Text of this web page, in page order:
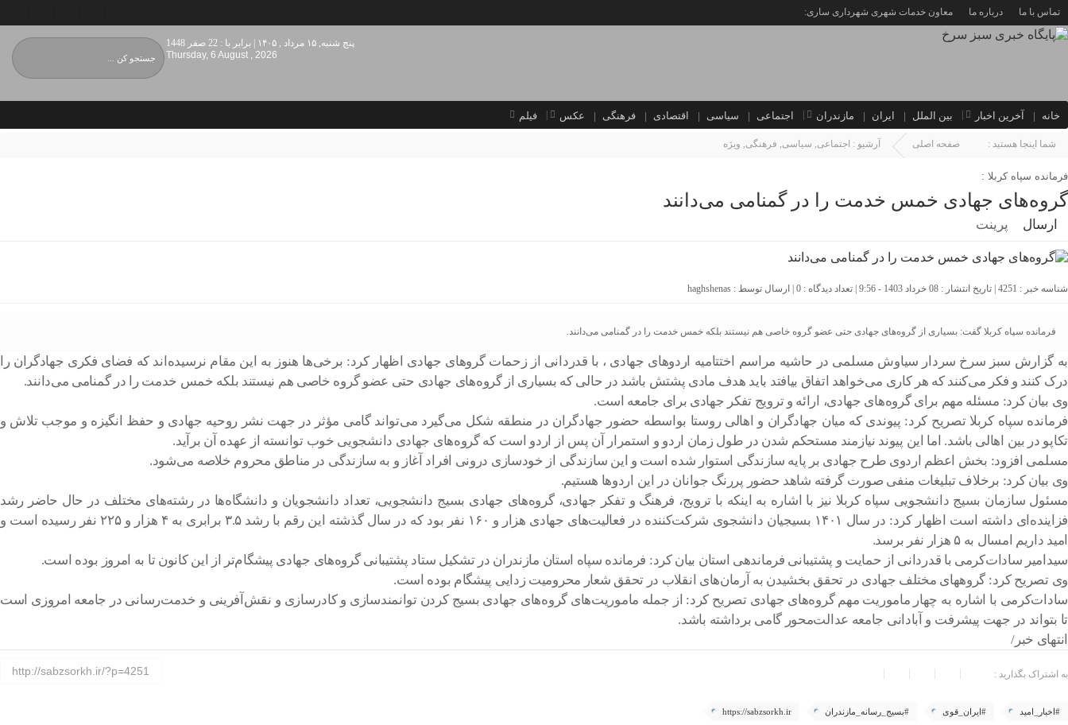
تماس با ما درباره ما معاون خدمات شهری شهرداری ساری:
پنج شنبه, ۱۵ مرداد , ۱۴۰۵ | برابر با : 22 صفر 1448
Thursday, 6 August , 2026
خانه آخرین اخبار بین الملل ایران مازندران اجتماعی سیاسی اقتصادی فرهنگی عکس فیلم
شما اینجا هستید : صفحه اصلی آرشیو : اجتماعی, سیاسی, فرهنگی, ویژه
فرمانده سپاه کربلا :
گروه‌های جهادی خمس خدمت را در گمنامی می‌دانند
ارسال پرینت
شناسه خبر : 4251 | تاریخ انتشار : 08 خرداد 1403 - 9:56 | تعداد دیدگاه : 0 | ارسال توسط : haghshenas
فرمانده سپاه کربلا گفت: بسیاری از گروه‌های جهادی حتی عضو گروه خاصی هم نیستند بلکه خمس خدمت را در گمنامی می‌دانند.
به گزارش سبز سرخ سردار سیاوش مسلمی در حاشیه مراسم اختتامیه اردوهای جهادی ، با قدردانی از زحمات گروهای جهادی اظهار کرد: برخی‌ها هنوز به این مقام نرسیده‌اند که فضای فکری جهادگران را
درک کنند و فکر می‌کنند که هر کاری می‌خواهد اتفاق بیافتد باید هدف مادی پشتش باشد در حالی که بسیاری از گروه‌های جهادی حتی عضو گروه خاصی هم نیستند بلکه خمس خدمت را در گمنامی می‌دانند.
وی بیان کرد: مسئله مهم برای گروه‌های جهادی، ارائه و ترویج تفکر جهادی برای جامعه است.
فرمانده سپاه کربلا تصریح کرد: پیوندی که میان جهادگران و اهالی روستا بواسطه حضور جهادگران در منطقه شکل می‌گیرد می‌تواند گامی مؤثر در جهت نشر روحیه جهادی و حفظ انگیزه و موجب تلاش و
تکاپو در بین اهالی باشد. اما این پیوند نیازمند مستحکم شدن در طول زمان اردو و استمرار آن پس از اردو است که گروه‌های جهادی دانشجویی خوب توانسته از عهده آن برآید.
مسلمی افزود: بخش اعظم اردوی طرح جهادی بر پایه سازندگی استوار شده است و این سازندگی از خودسازی درونی افراد آغاز و به سازندگی در مناطق محروم خلاصه می‌شود.
وی بيان کرد: برخلاف تبلیغات منفی صورت گرفته شاهد حضور پررنگ جوانان در این اردوها هستیم.
مسئول سازمان بسیج دانشجویی سپاه کربلا نیز با اشاره به اینکه با ترویج، فرهنگ و تفکر جهادی، گروه‌های جهادی بسیج دانشجویی، تعداد دانشجویان و دانشگاه‌ها در رشته‌های مختلف در حال حاضر رشد
فزاینده‌ای داشته است اظهار کرد: در سال ۱۴۰۱ بسیجیان دانشجوی شرکت‌کننده در فعالیت‌های جهادی هزار و ۱۶۰ نفر بود که در سال گذشته این رقم با رشد ۳.۵ برابری به ۴ هزار و ۲۲۵ نفر رسیده است و
امید داریم امسال به ۵ هزار نفر برسد.
سیدامیر سادات‌کرمی با قدردانی از حمایت و پشتیبانی فرماندهی استان بیان کرد: فرمانده سپاه استان مازندران در تشکیل ستاد پشتیبانی گروه‌های جهادی پیشگام‌تر از این کانون تا به امروز بوده است.
وی تصریح کرد: گروههای مختلف جهادی در تحقق بخشیدن به آرمان‌های انقلاب در تحقق شعار محرومیت زدایی پیشگام بوده است.
سادات‌کرمی با اشاره به چهار ماموریت مهم گروه‌های جهادی تصریح کرد: از جمله ماموریت‌های گروه‌های جهادی بسیج کردن توانمندسازی و کادرسازی و نقش‌آفرینی و خدمت‌رسانی در جامعه امروزی است
تا بتواند در جهت پیشرفت و آبادانی جامعه عدالت‌محور گامی برداشته باشد.
انتهای خبر/
به اشتراک بگذارید : http://sabzsorkh.ir/?p=4251
#اخبار_امید #ایران_قوی #بسیج_رسانه_مازندران https://sabzsorkh.ir